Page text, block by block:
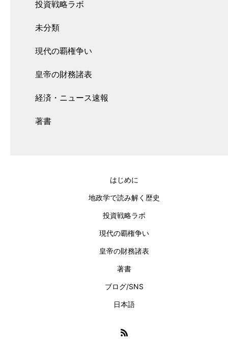
投資戦略ラボ
未分類
現代の覇権争い
皇帝の財務諸表
経済・ニュース速報
著書
はじめに
地政学で読み解く歴史
投資戦略ラボ
現代の覇権争い
皇帝の財務諸表
著書
ブログ/SNS
日本語